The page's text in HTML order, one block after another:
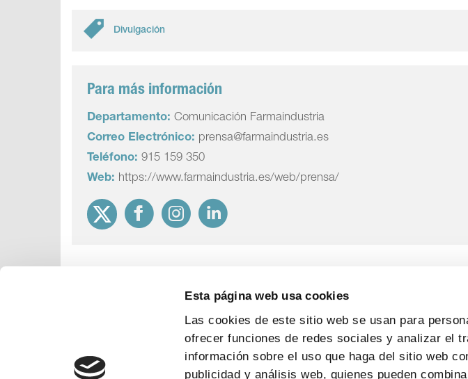
Esta página web usa cookies
Las cookies de este sitio web se usan para
ofrecer funciones de redes sociales y analizar el
información sobre el uso que haga del sitio web
publicidad y análisis web, quienes pueden
Divulgación
Para más información
Departamento: Comunicación Farmaindustria
Correo Electrónico: prensa@farmaindustria.es
Teléfono: 915 159 350
Web: https://www.farmaindustria.es/web/prensa/